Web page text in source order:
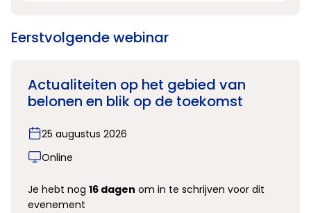
Eerstvolgende webinar
Actualiteiten op het gebied van
belonen en blik op de toekomst
25 augustus 2026
Online
Je hebt nog 16 dagen om in te schrijven voor dit
evenement